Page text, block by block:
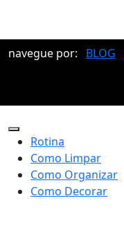
navegue por: BLOG
Rotina
Como Limpar
Como Organizar
Como Decorar